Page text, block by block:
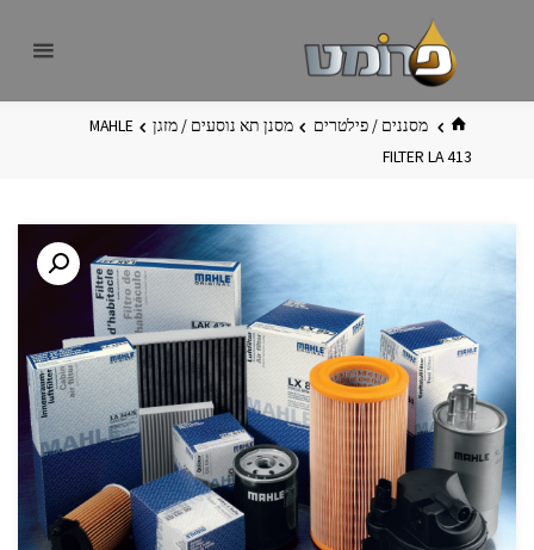
בית מסננים / פילטרים מסנן תא נוסעים / מזגן
MAHLE
FILTER LA 413